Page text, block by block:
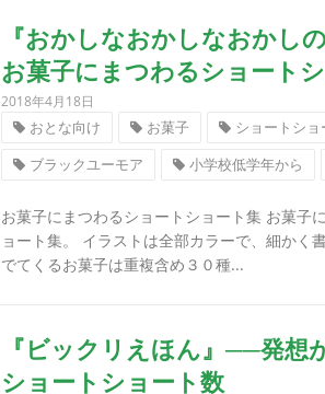
『おかしなおかしなおかし
お菓子にまつわるショート
2018年4月18日
おとな向け お菓子
ショートショ
ブラックユーモア
小学校低学年から
お菓子にまつわるショートショート集 お菓子
ョート集。 イラストは全部カラーで、細かく
でてくるお菓子は重複含め３０種...
『ビックリえほん』──発想
ショートショート数